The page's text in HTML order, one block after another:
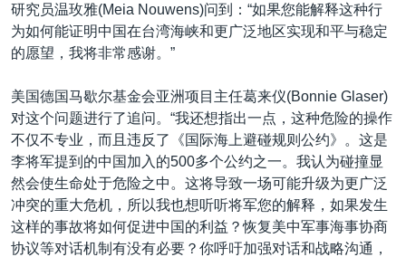
研究员温玫雅(Meia Nouwens)问到：“如果您能解释这种行
为如何能证明中国在台湾海峡和更广泛地区实现和平与稳定
的愿望，我将非常感谢。”
美国德国马歇尔基金会亚洲项目主任葛来仪(Bonnie Glaser)
对这个问题进行了追问。“我还想指出一点，这种危险的操作
不仅不专业，而且违反了《国际海上避碰规则公约》。这是
李将军提到的中国加入的500多个公约之一。我认为碰撞显
然会使生命处于危险之中。这将导致一场可能升级为更广泛
冲突的重大危机，所以我也想听听将军您的解释，如果发生
这样的事故将如何促进中国的利益？恢复美中军事海事协商
协议等对话机制有没有必要？你呼吁加强对话和战略沟通，